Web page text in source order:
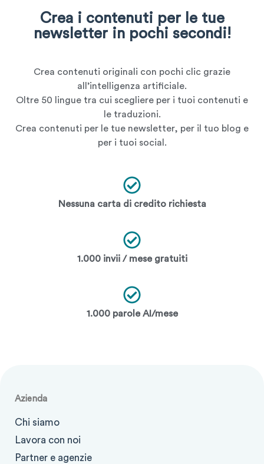
Crea i contenuti per le tue
newsletter in pochi secondi!
Crea contenuti originali con pochi clic grazie
all’intelligenza artificiale.
Oltre 50 lingue tra cui scegliere per i tuoi contenuti e
le traduzioni.
Crea contenuti per le tue newsletter, per il tuo blog e
per i tuoi social.
Nessuna carta di credito richiesta
1.000 invii / mese gratuiti
1.000 parole AI/mese
Azienda
Chi siamo
Lavora con noi
Partner e agenzie